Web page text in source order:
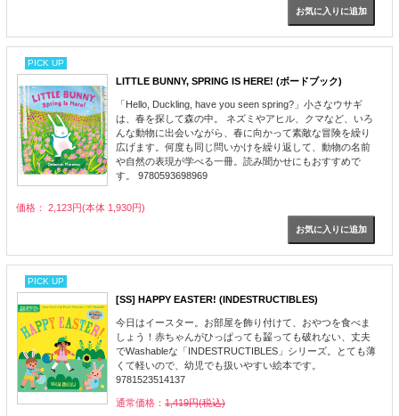
PICK UP
LITTLE BUNNY, SPRING IS HERE! (ボードブック)
「Hello, Duckling, have you seen spring?」小さなウサギ
は、春を探して森の中。 ネズミやアヒル、クマなど、いろ
んな動物に出会いながら、春に向かって素敵な冒険を繰り
広げます。何度も同じ問いかけを繰り返して、動物の名前
や自然の表現が学べる一冊。読み聞かせにもおすすめで
す。 9780593698969
価格： 2,123円(本体 1,930円)
PICK UP
[SS] HAPPY EASTER! (INDESTRUCTIBLES)
今日はイースター。お部屋を飾り付けて、おやつを食べま
しょう！赤ちゃんがひっぱっても齧っても破れない、丈夫
でWashableな「INDESTRUCTIBLES」シリーズ。とても薄
くて軽いので、幼児でも扱いやすい絵本です。
9781523514137
通常価格： 1,419円(税込)